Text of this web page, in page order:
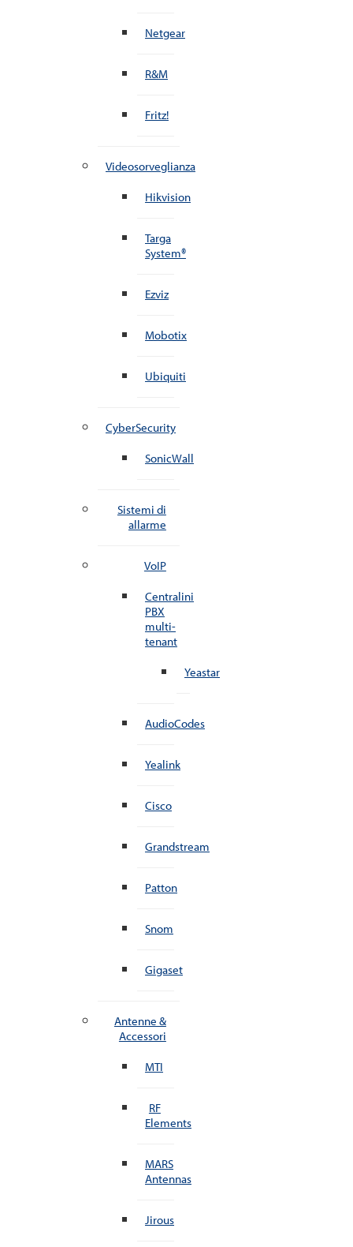
Netgear
R&M
Fritz!
Videosorveglianza
Hikvision
Targa
System®
Ezviz
Mobotix
Ubiquiti
CyberSecurity
SonicWall
Sistemi di
allarme
VoIP
Centralini
PBX
multi-
tenant
Yeastar
AudioCodes
Yealink
Cisco
Grandstream
Patton
Snom
Gigaset
Antenne &
Accessori
MTI
RF
Elements
MARS
Antennas
Jirous